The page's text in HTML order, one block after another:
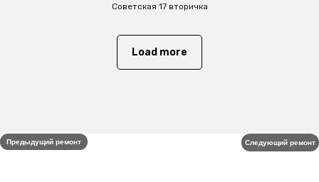
Советская 17 вторичка
Load more
Предыдущий ремонт Следующий ремонт